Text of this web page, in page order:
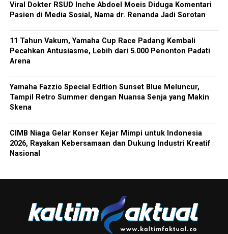
Viral Dokter RSUD Inche Abdoel Moeis Diduga Komentari
Pasien di Media Sosial, Nama dr. Renanda Jadi Sorotan
11 Tahun Vakum, Yamaha Cup Race Padang Kembali
Pecahkan Antusiasme, Lebih dari 5.000 Penonton Padati
Arena
Yamaha Fazzio Special Edition Sunset Blue Meluncur,
Tampil Retro Summer dengan Nuansa Senja yang Makin
Skena
CIMB Niaga Gelar Konser Kejar Mimpi untuk Indonesia
2026, Rayakan Kebersamaan dan Dukung Industri Kreatif
Nasional